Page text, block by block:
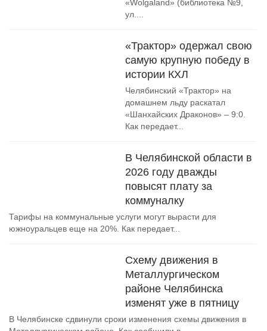
«Wolgaland» (библиотека №9,
ул....
«Трактор» одержал свою
самую крупную победу в
истории КХЛ
Челябинский «Трактор» на
домашнем льду раскатал
«Шанхайских Драконов» – 9:0.
Как передает...
В Челябинской области в
2026 году дважды
повысят плату за
коммуналку
Тарифы на коммунальные услуги могут вырасти для
южноуральцев еще на 20%. Как передает...
Схему движения в
Металлургическом
районе Челябинска
изменят уже в пятницу
В Челябинске сдвинули сроки изменения схемы движения в